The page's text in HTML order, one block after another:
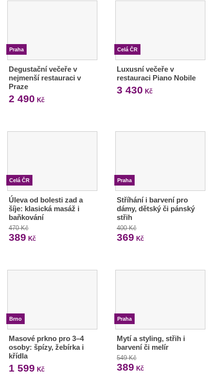
Praha
Degustační večeře v
nejmenší restauraci v
Praze
2 490 Kč
Celá ČR
Luxusní večeře v
restauraci Piano Nobile
3 430 Kč
Celá ČR
Úleva od bolesti zad a
šíje: klasická masáž i
baňkování
470 Kč
389 Kč
Praha
Stříhání i barvení pro
dámy, dětský či pánský
střih
400 Kč
369 Kč
Brno
Masové prkno pro 3–4
osoby: špízy, žebírka i
křídla
1 599 Kč
Praha
Mytí a styling, střih i
barvení či melír
549 Kč
389 Kč